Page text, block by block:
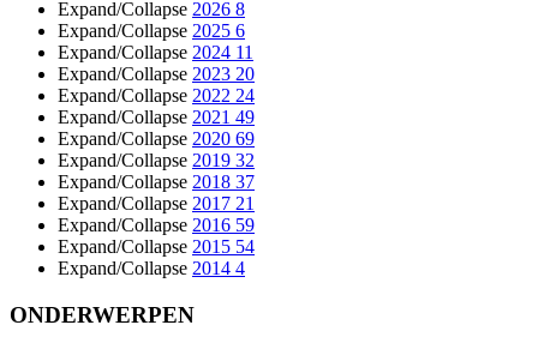
Expand/Collapse 2026 8
Expand/Collapse 2025 6
Expand/Collapse 2024 11
Expand/Collapse 2023 20
Expand/Collapse 2022 24
Expand/Collapse 2021 49
Expand/Collapse 2020 69
Expand/Collapse 2019 32
Expand/Collapse 2018 37
Expand/Collapse 2017 21
Expand/Collapse 2016 59
Expand/Collapse 2015 54
Expand/Collapse 2014 4
ONDERWERPEN